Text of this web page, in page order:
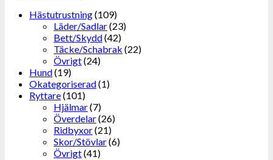
Hästutrustning(109)
Läder/Sadlar(23)
Bett/Skydd(42)
Täcke/Schabrak (22)
Övrigt(24)
Hund(19)
Okategoriserad(1)
Ryttare(101)
Hjälmar(7)
Överdelar(26)
Ridbyxor(21)
Skor/Stövlar(6)
Övrigt(41)